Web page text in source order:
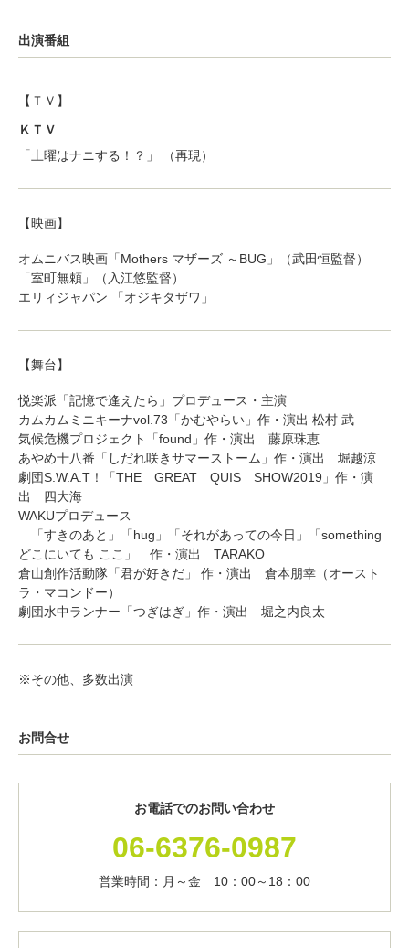
出演番組
【ＴＶ】
ＫＴＶ
「土曜はナニする！？」 （再現）
【映画】
オムニバス映画「Mothers マザーズ ～BUG」（武田恒監督）
「室町無頼」（入江悠監督）
エリィジャパン 「オジキタザワ」
【舞台】
悦楽派「記憶で逢えたら」プロデュース・主演
カムカムミニキーナvol.73「かむやらい」作・演出 松村 武
気候危機プロジェクト「found」作・演出 藤原珠恵
あやめ十八番「しだれ咲きサマーストーム」作・演出 堀越涼
劇団S.W.A.T！「THE GREAT QUIS SHOW2019」作・演
出 四大海
WAKUプロデュース
「すきのあと」「hug」「それがあっての今日」「something
どこにいても ここ」 作・演出 TARAKO
倉山創作活動隊「君が好きだ」 作・演出 倉本朋幸（オースト
ラ・マコンドー）
劇団水中ランナー「つぎはぎ」作・演出 堀之内良太
※その他、多数出演
お問合せ
お電話でのお問い合わせ
06-6376-0987
営業時間：月～金 10：00～18：00